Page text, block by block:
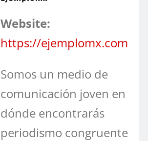
Website:
https://ejemplomx.com
Somos un medio de
comunicación joven en
dónde encontrarás
periodismo congruente